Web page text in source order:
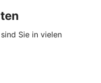
Sie in vielen